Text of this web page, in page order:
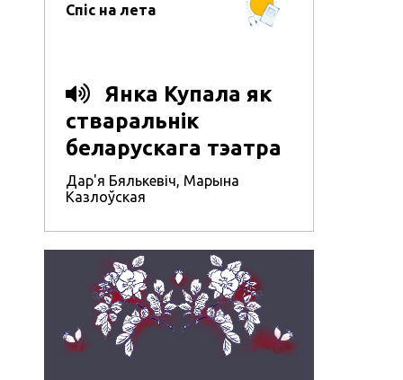
Спіс на лета
Янка Купала як
стваральнік
беларускага тэатра
Дар'я Бялькевіч, Марына
Казлоўская